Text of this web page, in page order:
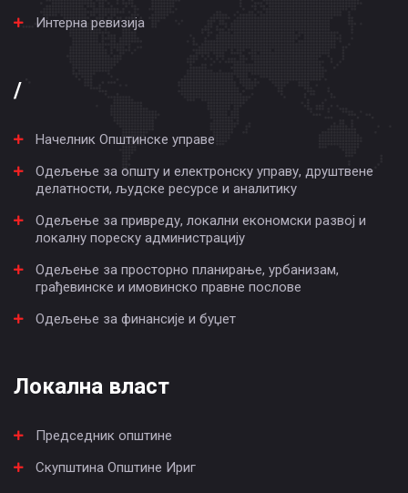
Интерна ревизија
/
Начелник Општинске управе
Одељење за општу и електронску управу, друштвене
делатности, људске ресурсе и аналитику
Одељење за привреду, локални економски развој и
локалну пореску администрацију
Одељење за просторно планирање, урбанизам,
грађевинске и имовинско правне послове
Одељење за финансије и буџет
Локална власт
Председник општине
Скупштина Општине Ириг